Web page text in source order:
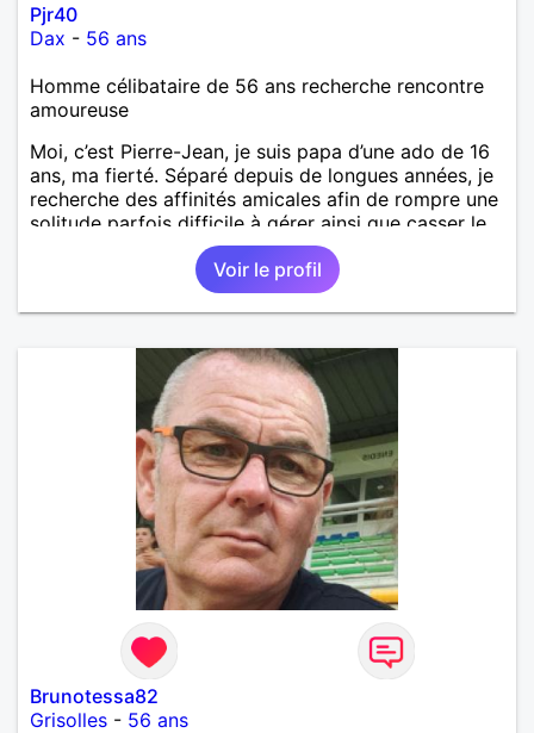
Pjr40
Dax - 56 ans
Homme célibataire de 56 ans recherche rencontre
amoureuse
Moi, c’est Pierre-Jean, je suis papa d’une ado de 16
ans, ma fierté. Séparé depuis de longues années, je
recherche des affinités amicales afin de rompre une
solitude parfois difficile à gérer ainsi que casser le
vague à l’âme. L’amitié reste extrêmement
importante à mes yeux mais peut se décliner en des
sentiments plus puissants. « Le temps fera son
œuvre » disait Arthur Schopenhauer, philosophe
autant être trop locace. Je suis bourré de qualités
avec très peu de défauts. Je suis altruiste,
bienveillant, empathique, attentionné, honnête,
respectueux, doux de caractère et compréhensif : je
laisse « glisser » beaucoup de choses. Mais ne vous
m’éprenez pas Mesdames, si une personne que
j’aime me trahit une fois, il n’y aura pas de seconde
chance et je l’effacerai à « vitam eternam ».
Néanmoins, je suis un tout petit peu maniaque ainsi
qu’impatient. J’essaye de faire des efforts. Rien de
bien dramatique ! Du moins je le pense……Je suis un
homme facile à vivre. À vous si vous le souhaitez,
d’apprendre à me connaître davantage. J’en serai
ravi….A très bientôt je l’espère.
Voir le profil
Brunotessa82
Grisolles - 56 ans